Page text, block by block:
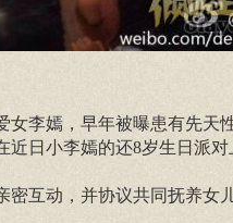
女李嫣，早年被曝患有先
日小李嫣的还8岁生日派
互动，并协议共同抚养